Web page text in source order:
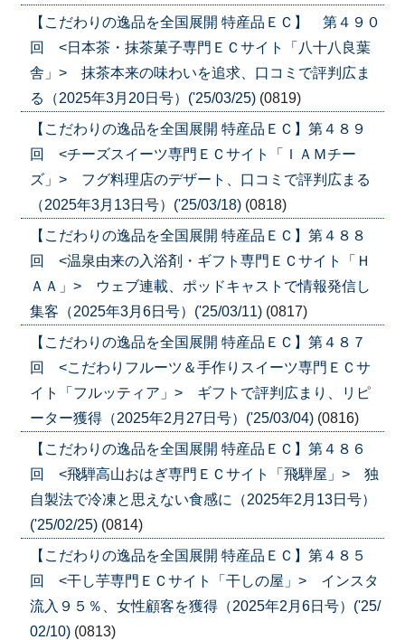
【こだわりの逸品を全国展開 特産品ＥＣ】 第４９０
回 <日本茶・抹茶菓子専門ＥＣサイト「八十八良葉
舎」> 抹茶本来の味わいを追求、口コミで評判広ま
る（2025年3月20日号）('25/03/25) (0819)
【こだわりの逸品を全国展開 特産品ＥＣ】第４８９
回 <チーズスイーツ専門ＥＣサイト「ＩＡＭチー
ズ」> フグ料理店のデザート、口コミで評判広まる
（2025年3月13日号）('25/03/18) (0818)
【こだわりの逸品を全国展開 特産品ＥＣ】第４８８
回 <温泉由来の入浴剤・ギフト専門ＥＣサイト「Ｈ
ＡＡ」> ウェブ連載、ポッドキャストで情報発信し
集客（2025年3月6日号）('25/03/11) (0817)
【こだわりの逸品を全国展開 特産品ＥＣ】第４８７
回 <こだわりフルーツ＆手作りスイーツ専門ＥＣサ
イト「フルッティア」> ギフトで評判広まり、リピ
ーター獲得（2025年2月27日号）('25/03/04) (0816)
【こだわりの逸品を全国展開 特産品ＥＣ】第４８６
回 <飛騨高山おはぎ専門ＥＣサイト「飛騨屋」> 独
自製法で冷凍と思えない食感に（2025年2月13日号）
('25/02/25) (0814)
【こだわりの逸品を全国展開 特産品ＥＣ】第４８５
回 <干し芋専門ＥＣサイト「干しの屋」> インスタ
流入９５％、女性顧客を獲得（2025年2月6日号）('25/
02/10) (0813)